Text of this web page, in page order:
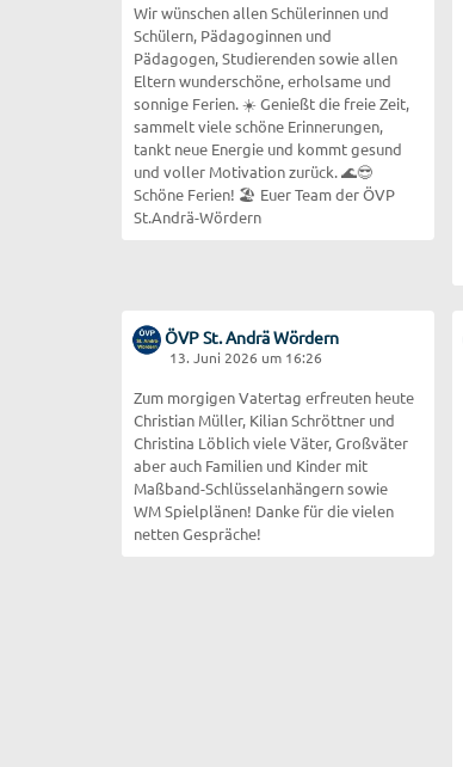
Wir wünschen allen Schülerinnen und
Schülern, Pädagoginnen und
Pädagogen, Studierenden sowie allen
Eltern wunderschöne, erholsame und
sonnige Ferien. ☀️ Genießt die freie Zeit,
sammelt viele schöne Erinnerungen,
tankt neue Energie und kommt gesund
und voller Motivation zurück. 🌊😎
Schöne Ferien! 🏖️ Euer Team der ÖVP
St.Andrä-Wördern
ÖVP St. Andrä Wördern
13. Juni 2026 um 16:26
Zum morgigen Vatertag erfreuten heute
Christian Müller, Kilian Schröttner und
Christina Löblich viele Väter, Großväter
aber auch Familien und Kinder mit
Maßband-Schlüsselanhängern sowie
WM Spielplänen! Danke für die vielen
netten Gespräche!